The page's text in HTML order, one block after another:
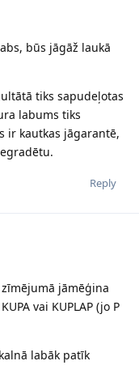
būs jāgāž laukā
tiks sapudeļotas
labums tiks
ir kautkas jāgarantē,
Reply
jāmēģina
vai KUPLAP (jo P
labāk patīk